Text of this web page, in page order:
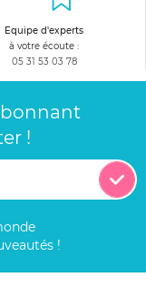
Equipe d'experts
à votre écoute :
05 31 53 03 78
!
!